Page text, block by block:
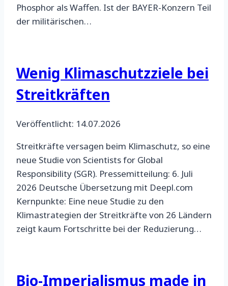
Phosphor als Waffen. Ist der BAYER-Konzern Teil
der militärischen…
Wenig Klimaschutzziele bei
Streitkräften
Veröffentlicht: 14.07.2026
Streitkräfte versagen beim Klimaschutz, so eine
neue Studie von Scientists for Global
Responsibility (SGR). Pressemitteilung: 6. Juli
2026 Deutsche Übersetzung mit Deepl.com
Kernpunkte: Eine neue Studie zu den
Klimastrategien der Streitkräfte von 26 Ländern
zeigt kaum Fortschritte bei der Reduzierung…
Bio-Imperialismus made in